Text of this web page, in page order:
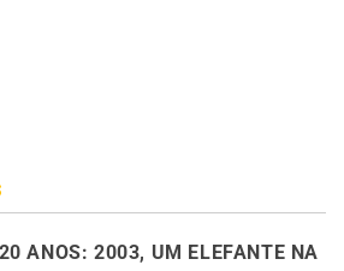
ANOS: 2003, UM ELEFANTE NA